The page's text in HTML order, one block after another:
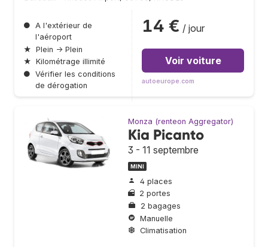
● A l'extérieur de
l'aéroport
★ Plein → Plein
★ Kilométrage illimité
● Vérifier les conditions
de dérogation
14 € / jour
Voir voiture
autoeurope.com
Monza (renteon Aggregator)
Kia Picanto
3 - 11 septembre
MINI
4 places
2 portes
2 bagages
Manuelle
Climatisation